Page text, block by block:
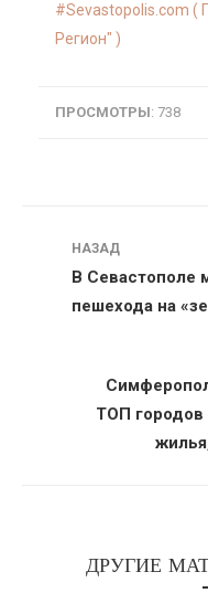
Sevastopolis.com (
Регион" )
ПРОСМОТРЫ: 738
Навигация
НАЗАД
В Севастополе
пешехода на
ТОП городов
ДРУГИЕ